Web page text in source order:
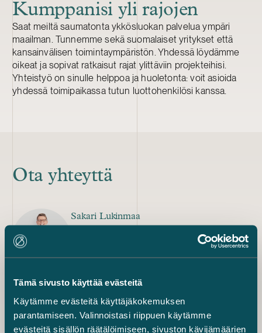
Tämä sivusto käyttää evästeitä
Käytämme evästeitä käyttäjäkokemuksen
parantamiseen. Valinnoistasi riippuen käytämme
evästeitä sisällön räätälöimiseen, sivuston kävijämäärien
Kumppanisi yli rajojen
Saat meiltä saumatonta ykkösluokan palvelua ympäri
maailman. Tunnemme sekä suomalaiset yritykset että
kansainvälisen toimintaympäristön. Yhdessä löydämme
oikeat ja sopivat ratkaisut rajat ylittäviin projekteihisi.
Yhteistyö on sinulle helppoa ja huoletonta: voit asioida
yhdessä toimipaikassa tutun luottohenkilösi kanssa.
Ota yhteyttä
Sakari Lukinmaa
osakas
sakari.lukinmaa@castren.fi
osakas
+358 40 537 4071
carola.lindholm@castren.fi